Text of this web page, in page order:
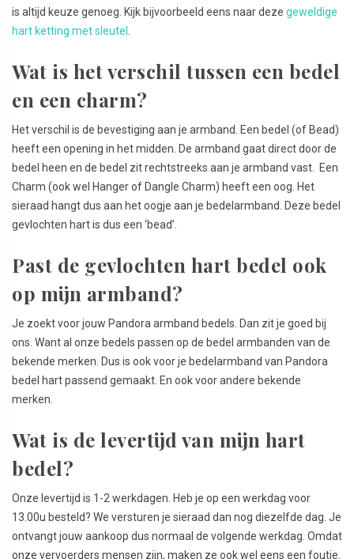
is altijd keuze genoeg. Kijk bijvoorbeeld eens naar deze geweldige
hart ketting met sleutel
Wat is het verschil tussen een bedel
en een charm?
Het verschil is de bevestiging aan je armband. Een bedel (of Bead)
heeft een opening in het midden. De armband gaat direct door de
bedel heen en de bedel zit rechtstreeks aan je armband vast. Een
Charm (ook wel Hanger of Dangle Charm) heeft een oog. Het
sieraad hangt dus aan het oogje aan je bedelarmband. Deze bedel
gevlochten hart is dus een ‘bead’.
Past de gevlochten hart bedel ook
op mijn armband?
Je zoekt voor jouw Pandora armband bedels. Dan zit je goed bij
ons. Want al onze bedels passen op de bedel armbanden van de
bekende merken. Dus is ook voor je bedelarmband van Pandora
bedel hart passend gemaakt. En ook voor andere bekende
merken.
Wat is de levertijd van mijn hart
bedel?
Onze levertijd is 1-2 werkdagen. Heb je op een werkdag voor
13.00u besteld? We versturen je sieraad dan nog diezelfde dag. Je
ontvangt jouw aankoop dus normaal de volgende werkdag. Omdat
onze vervoerders mensen zijn, maken ze ook wel eens een foutje.